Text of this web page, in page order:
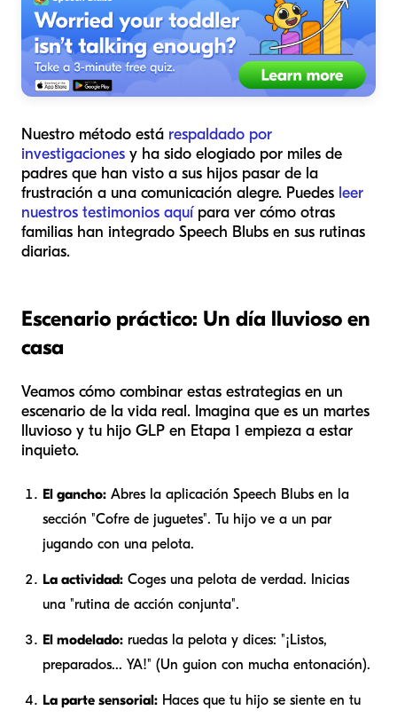
Nuestro método está respaldado por
investigaciones y ha sido elogiado por miles de
padres que han visto a sus hijos pasar de la
frustración a una comunicación alegre. Puedes leer
nuestros testimonios aquípara ver cómo otras
familias han integrado Speech Blubs en sus rutinas
diarias.
Escenario práctico: Un día lluvioso en
casa
Veamos cómo combinar estas estrategias en un
escenario de la vida real. Imagina que es un martes
lluvioso y tu hijo GLP en Etapa 1 empieza a estar
inquieto.
El gancho: Abres la aplicación Speech Blubs en la
sección "Cofre de juguetes". Tu hijo ve a un par
jugando con una pelota.
La actividad: Coges una pelota de verdad. Inicias
una "rutina de acción conjunta".
El modelado: ruedas la pelota y dices: "¡Listos,
preparados... YA!" (Un guion con mucha entonación).
La parte sensorial: Haces que tu hijo se siente en tu